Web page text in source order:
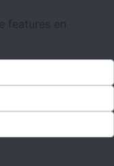
features en